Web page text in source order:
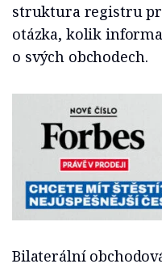
struktura registru
otázka, kolik
o svých obchodech.
Bilaterální